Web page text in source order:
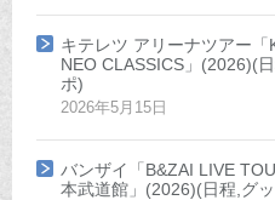
キテレツ アリーナツアー
NEO CLASSICS」(2026)(
ポ)
2026年5月15日
バンザイ「B&ZAI LIVE
本武道館」(2026)(日程,グ